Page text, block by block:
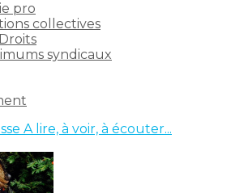
pro
collectives
syndicaux
A lire, à voir, à écouter...